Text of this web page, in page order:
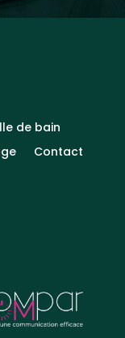
de bain
Contact